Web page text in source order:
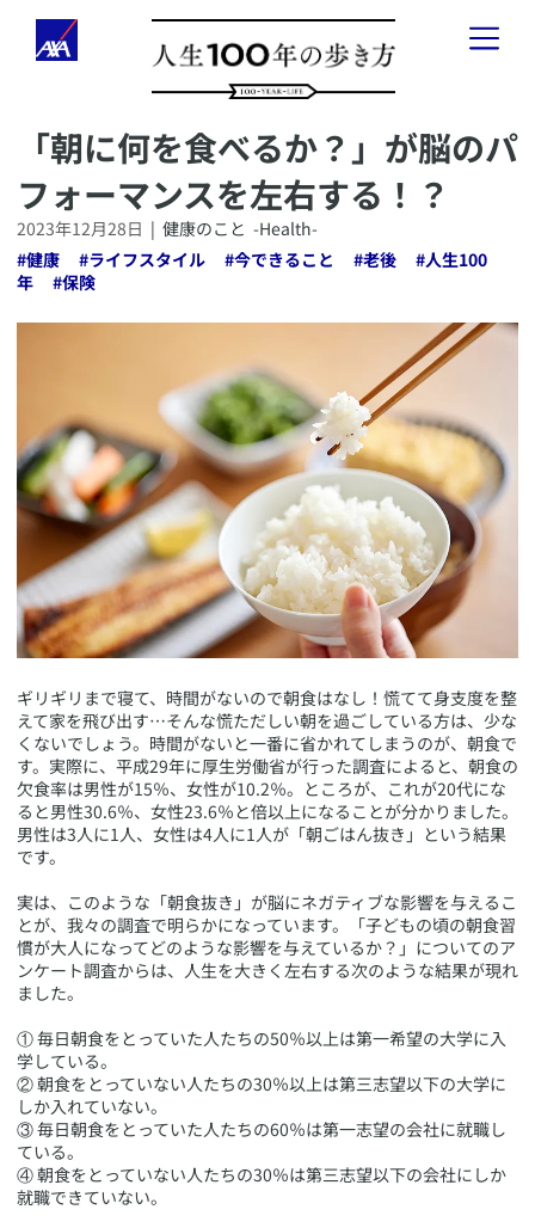
「人生100年の歩き方」とは
健康のこと-Health-
お金のこと-Wealth -
会社経営のこと-Business-
​「朝に何を食べるか？」が脳のパ
フォーマンスを左右する！？
2023年12月28日 | 健康のこと -Health-
#健康 #ライフスタイル #今できること #老後 #人生100
年
#保険
​ギリギリまで寝て、時間がないので朝食はなし！慌てて身支度を整
えて家を飛び出す…そんな慌ただしい朝を過ごしている方は、少な
くないでしょう。時間がないと一番に省かれてしまうのが、朝食で
す。実際に、平成29年に厚生労働省が行った調査によると、朝食の
欠食率は男性が15％、女性が10.2％。ところが、これが20代にな
ると男性30.6％、女性23.6％と倍以上になることが分かりました。
男性は3人に1人、女性は4人に1人が「朝ごはん抜き」という結果
です。
実は、このような「朝食抜き」が脳にネガティブな影響を与えるこ
とが、我々の調査で明らかになっています。「子どもの頃の朝食習
慣が大人になってどのような影響を与えているか？」についてのア
ンケート調査からは、人生を大きく左右する次のような結果が現れ
ました。
① 毎日朝食をとっていた人たちの50％以上は第一希望の大学に入
学している。
② 朝食をとっていない人たちの30％以上は第三志望以下の大学に
しか入れていない。
③ 毎日朝食をとっていた人たちの60％は第一志望の会社に就職し
ている。
④ 朝食をとっていない人たちの30％は第三志望以下の会社にしか
就職できていない。